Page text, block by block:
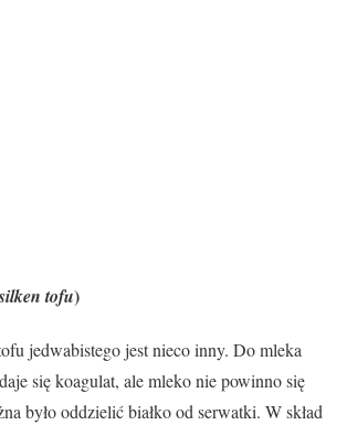
silken tofu)
jedwabistego jest nieco inny. Do mleka
się koagulat, ale mleko nie powinno się
było oddzielić białko od serwatki. W skład